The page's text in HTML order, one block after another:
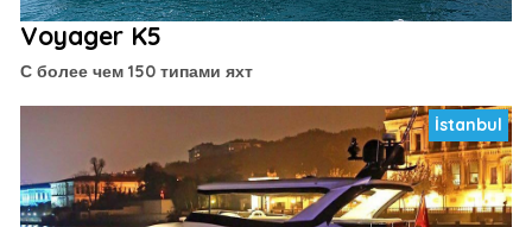
Voyager K5
С более чем 150 типами яхт
İstanbul